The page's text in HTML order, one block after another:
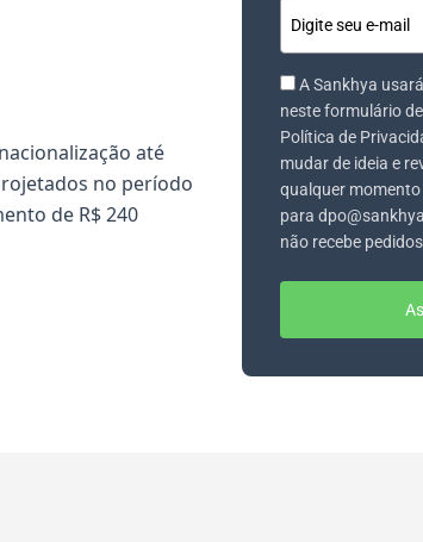
até
no período
de R$ 240
A Sankhya
neste formulário
Política de
mudar de ideia e
qualquer momento
para
não recebe